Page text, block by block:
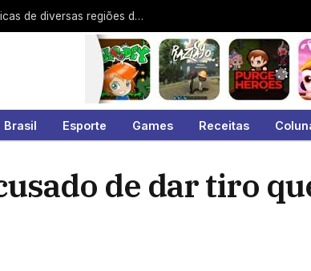
Guarulhos recebe representantes de redes públicas de diversas regiões do Brasil
Brasil Esporte Games Receitas
de dar tiro